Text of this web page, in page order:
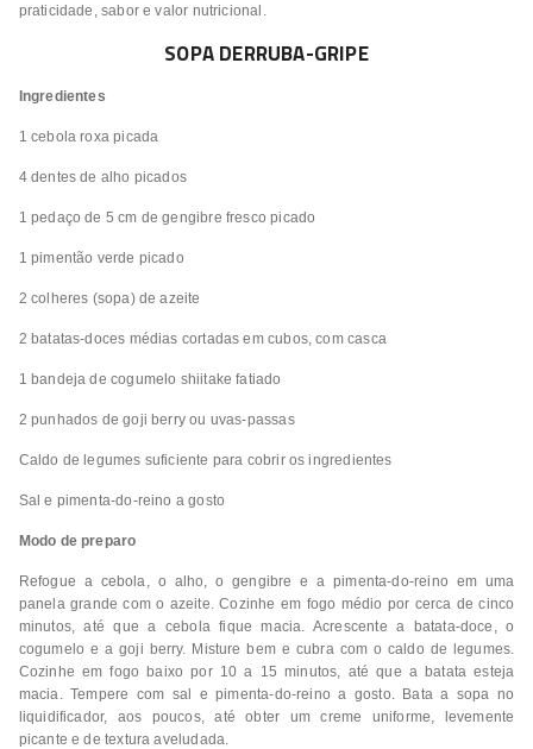
praticidade, sabor e valor nutricional.
SOPA DERRUBA-GRIPE
Ingredientes
1 cebola roxa picada
4 dentes de alho picados
1 pedaço de 5 cm de gengibre fresco picado
1 pimentão verde picado
2 colheres (sopa) de azeite
2 batatas-doces médias cortadas em cubos, com casca
1 bandeja de cogumelo shiitake fatiado
2 punhados de goji berry ou uvas-passas
Caldo de legumes suficiente para cobrir os ingredientes
Sal e pimenta-do-reino a gosto
Modo de preparo
Refogue a cebola, o alho, o gengibre e a pimenta-do-reino em uma
panela grande com o azeite. Cozinhe em fogo médio por cerca de cinco
minutos, até que a cebola fique macia. Acrescente a batata-doce, o
cogumelo e a goji berry. Misture bem e cubra com o caldo de legumes.
Cozinhe em fogo baixo por 10 a 15 minutos, até que a batata esteja
macia. Tempere com sal e pimenta-do-reino a gosto. Bata a sopa no
liquidificador, aos poucos, até obter um creme uniforme, levemente
picante e de textura aveludada.